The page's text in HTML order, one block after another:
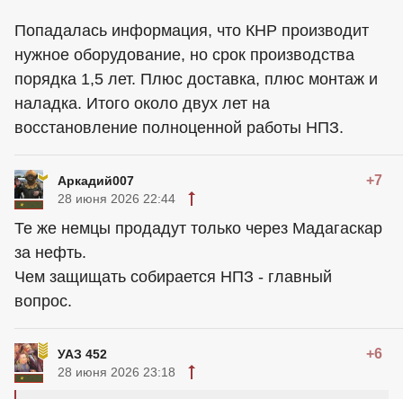
Попадалась информация, что КНР производит
нужное оборудование, но срок производства
порядка 1,5 лет. Плюс доставка, плюс монтаж и
наладка. Итого около двух лет на
восстановление полноценной работы НПЗ.
Аркадий007 +7
28 июня 2026 22:44
Те же немцы продадут только через Мадагаскар
за нефть.
Чем защищать собирается НПЗ - главный
вопрос.
УАЗ 452 +6
28 июня 2026 23:18